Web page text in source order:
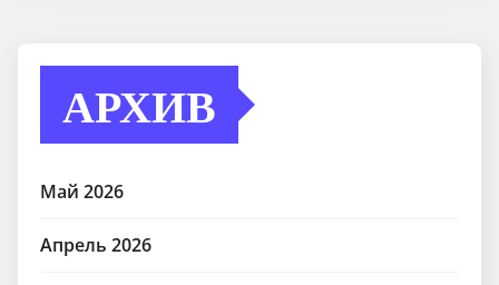
АРХИВ
Май 2026
Апрель 2026